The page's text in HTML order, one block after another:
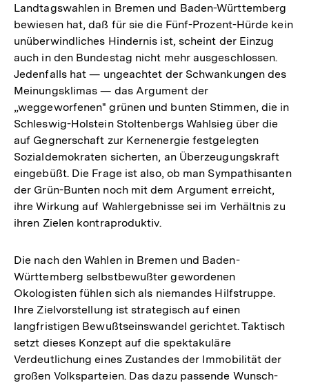
Landtagswahlen in Bremen und Baden-Württemberg
bewiesen hat, daß für sie die Fünf-Prozent-Hürde kein
unüberwindliches Hindernis ist, scheint der Einzug
auch in den Bundestag nicht mehr ausgeschlossen.
Jedenfalls hat — ungeachtet der Schwankungen des
Meinungsklimas — das Argument der
„weggeworfenen" grünen und bunten Stimmen, die in
Schleswig-Holstein Stoltenbergs Wahlsieg über die
auf Gegnerschaft zur Kernenergie festgelegten
Sozialdemokraten sicherten, an Überzeugungskraft
eingebüßt. Die Frage ist also, ob man Sympathisanten
der Grün-Bunten noch mit dem Argument erreicht,
ihre Wirkung auf Wahlergebnisse sei im Verhältnis zu
ihren Zielen kontraproduktiv.
Die nach den Wahlen in Bremen und Baden-
Württemberg selbstbewußter gewordenen
Okologisten fühlen sich als niemandes Hilfstruppe.
Ihre Zielvorstellung ist strategisch auf einen
langfristigen Bewußtseinswandel gerichtet. Taktisch
setzt dieses Konzept auf die spektakuläre
Verdeutlichung eines Zustandes der Immobilität der
großen Volksparteien. Das dazu passende Wunsch-